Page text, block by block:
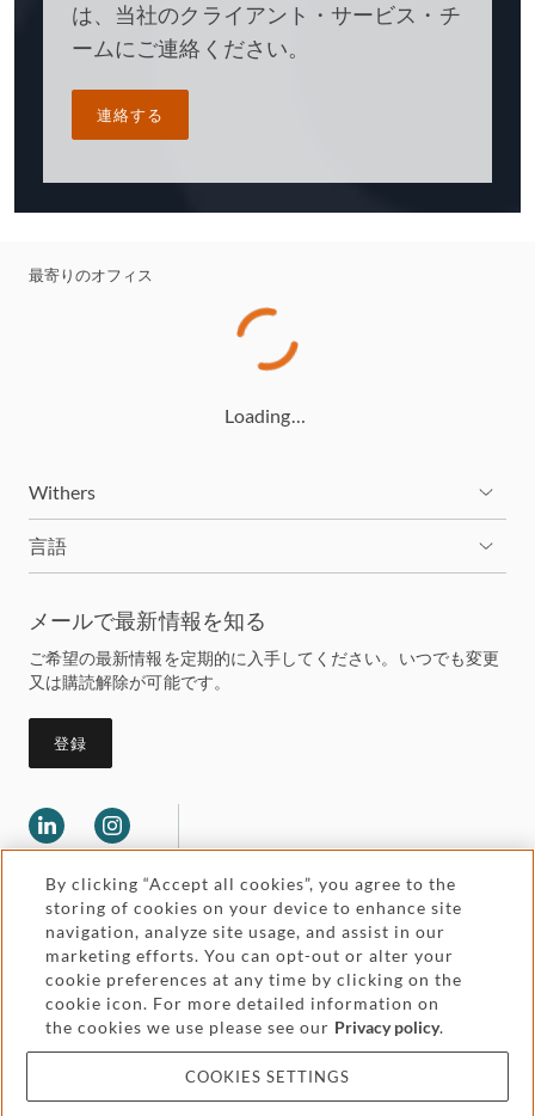
は、当社のクライアント・サービス・チ
ームにご連絡ください。
連絡する
最寄りのオフィス
Loading…
Withers
言語
メールで最新情報を知る
ご希望の最新情報を定期的に入手してください。いつでも変更
又は購読解除が可能です。
登録
Legal and regulatory
Pricing
Cookies and privacy
Accessibility
Attorney advertising
By clicking “Accept all cookies”, you agree to the
storing of cookies on your device to enhance site
navigation, analyze site usage, and assist in our
marketing efforts. You can opt-out or alter your
cookie preferences at any time by clicking on the
cookie icon. For more detailed information on
the cookies we use please see our Privacy policy.
COOKIES SETTINGS